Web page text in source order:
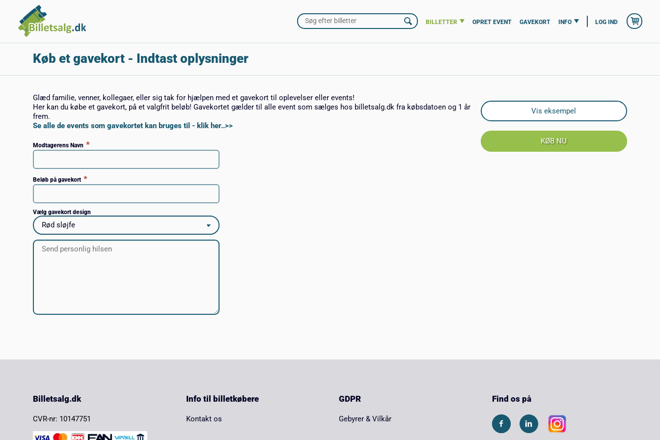
BILLETTER OPRET EVENT GAVEKORT INFO LOG IND
Køb et gavekort - Indtast oplysninger
Glæd familie, venner, kollegaer, eller sig tak for hjælpen med et gavekort til oplevelser eller events!
Her kan du købe et gavekort, på et valgfrit beløb! Gavekortet gælder til alle event som sælges hos billetsalg.dk fra købsdatoen og 1 år
frem.
Se alle de events som gavekortet kan bruges til - klik her..>>
Modtagerens Navn *
Beløb på gavekort *
Vælg gavekort design
Billetsalg.dk
CVR-nr: 10147751
Info til billetkøbere
Kontakt os
GDPR
Gebyrer & Vilkår
Find os på